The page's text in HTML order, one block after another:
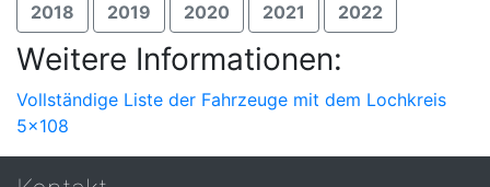
2018 2019 2020 2021 2022
Weitere Informationen:
Vollständige Liste der Fahrzeuge mit dem Lochkreis
5x108